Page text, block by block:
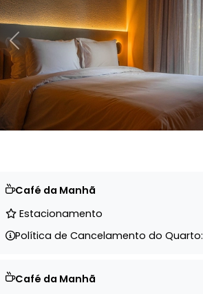
Anterior
Café da Manhã
Estacionamento
Política de Cancelamento do Quarto:
Café da Manhã